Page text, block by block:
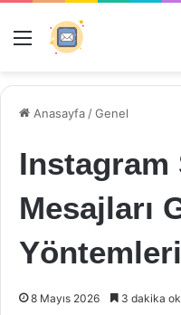
Menü
Anasayfa /Genel
Instagram
Mesajları
8 Mayıs 2026 3 dakika